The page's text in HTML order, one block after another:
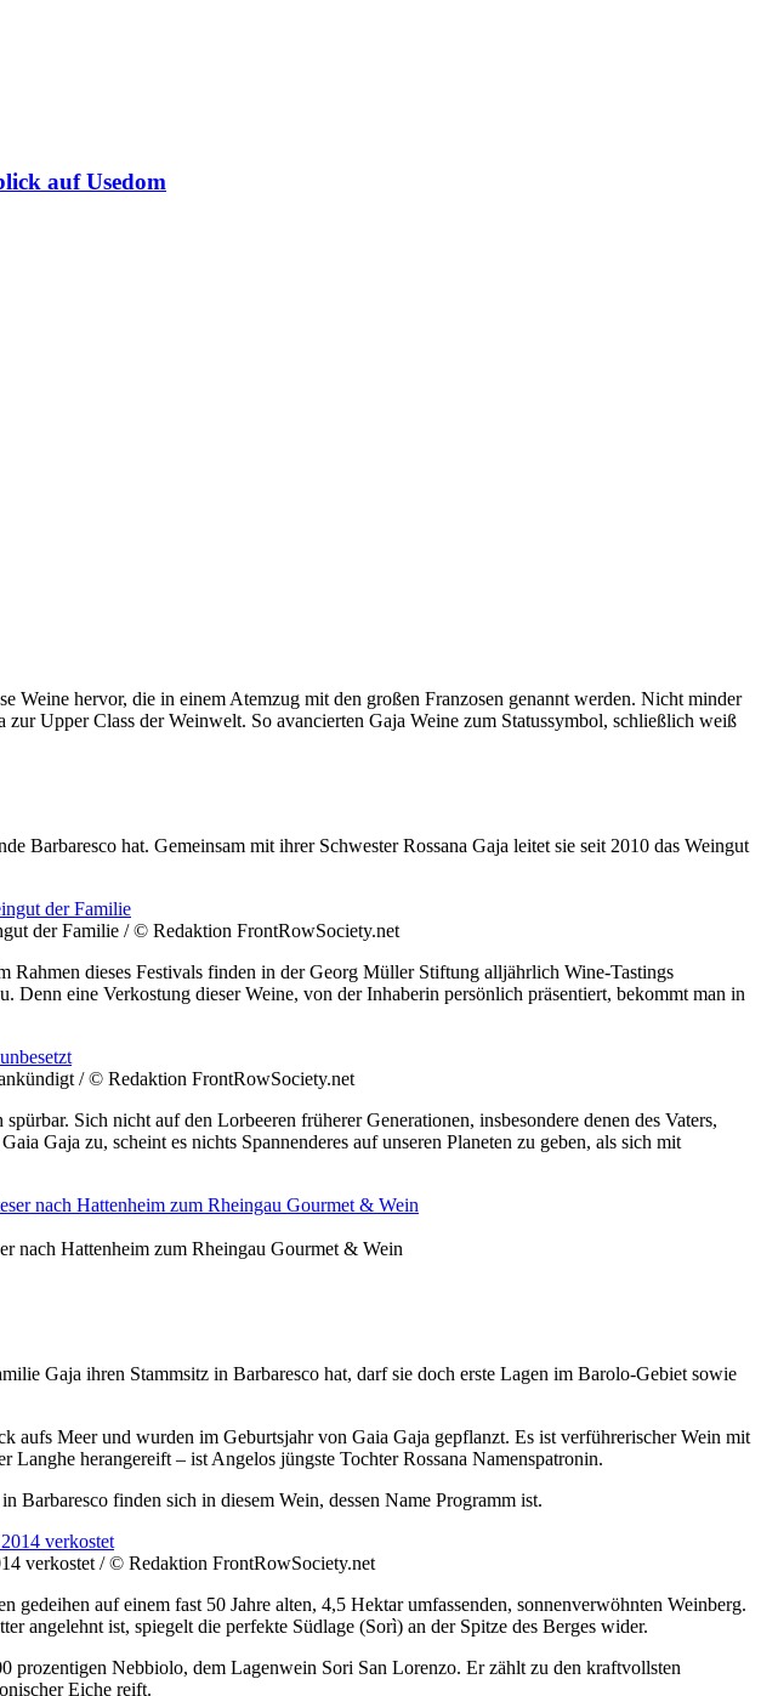
auf Usedom
hervor, die in einem Atemzug mit den großen Franzosen genannt werden. Nicht minder
Upper Class der Weinwelt. So avancierten Gaja Weine zum Statussymbol, schließlich weiß
Barbaresco hat. Gemeinsam mit ihrer Schwester Rossana Gaja leitet sie seit 2010 das Weingut
der Familie / © Redaktion FrontRowSociety.net
dieses Festivals finden in der Georg Müller Stiftung alljährlich Wine-Tastings
Denn eine Verkostung dieser Weine, von der Inhaberin persönlich präsentiert, bekommt man in
/ © Redaktion FrontRowSociety.net
Sich nicht auf den Lorbeeren früherer Generationen, insbesondere denen des Vaters,
Gaja zu, scheint es nichts Spannenderes auf unseren Planeten zu geben, als sich mit
nach Hattenheim zum Rheingau Gourmet & Wein
Gaja ihren Stammsitz in Barbaresco hat, darf sie doch erste Lagen im Barolo-Gebiet sowie
aufs Meer und wurden im Geburtsjahr von Gaia Gaja gepflanzt. Es ist verführerischer Wein mit
herangereift – ist Angelos jüngste Tochter Rossana Namenspatronin.
finden sich in diesem Wein, dessen Name Programm ist.
verkostet / © Redaktion FrontRowSociety.net
auf einem fast 50 Jahre alten, 4,5 Hektar umfassenden, sonnenverwöhnten Weinberg.
angelehnt ist, spiegelt die perfekte Südlage (Sorì) an der Spitze des Berges wider.
prozentigen Nebbiolo, dem Lagenwein Sori San Lorenzo. Er zählt zu den kraftvollsten
Eiche reift.